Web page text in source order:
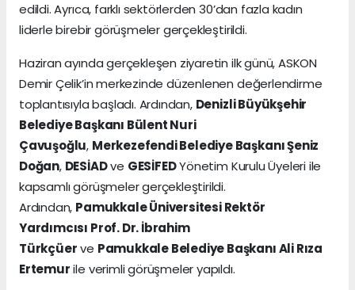
edildi. Ayrıca, farklı sektörlerden 30’dan fazla kadın
liderle birebir görüşmeler gerçekleştirildi.
Haziran ayında gerçekleşen ziyaretin ilk günü, ASKON
Demir Çelik’in merkezinde düzenlenen değerlendirme
toplantısıyla başladı. Ardından, Denizli Büyükşehir
Belediye Başkanı Bülent Nuri
Çavuşoğlu, Merkezefendi Belediye Başkanı Şeniz
Doğan, DESİADve GESİFEDYönetim Kurulu Üyeleri ile
kapsamlı görüşmeler gerçekleştirildi.
Ardından, Pamukkale Üniversitesi Rektör
Yardımcısı Prof. Dr. İbrahim
Türkçüerve Pamukkale Belediye Başkanı Ali Rıza
Ertemurile verimli görüşmeler yapıldı.